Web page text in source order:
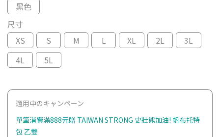
黑色
尺寸
XS
S M L XL 2L
3L
4L
5L
適用中のキャンペーン
單筆消費滿888元贈 TAIWAN STRONG 史壯熊加油! 帆布托特
包 乙雙